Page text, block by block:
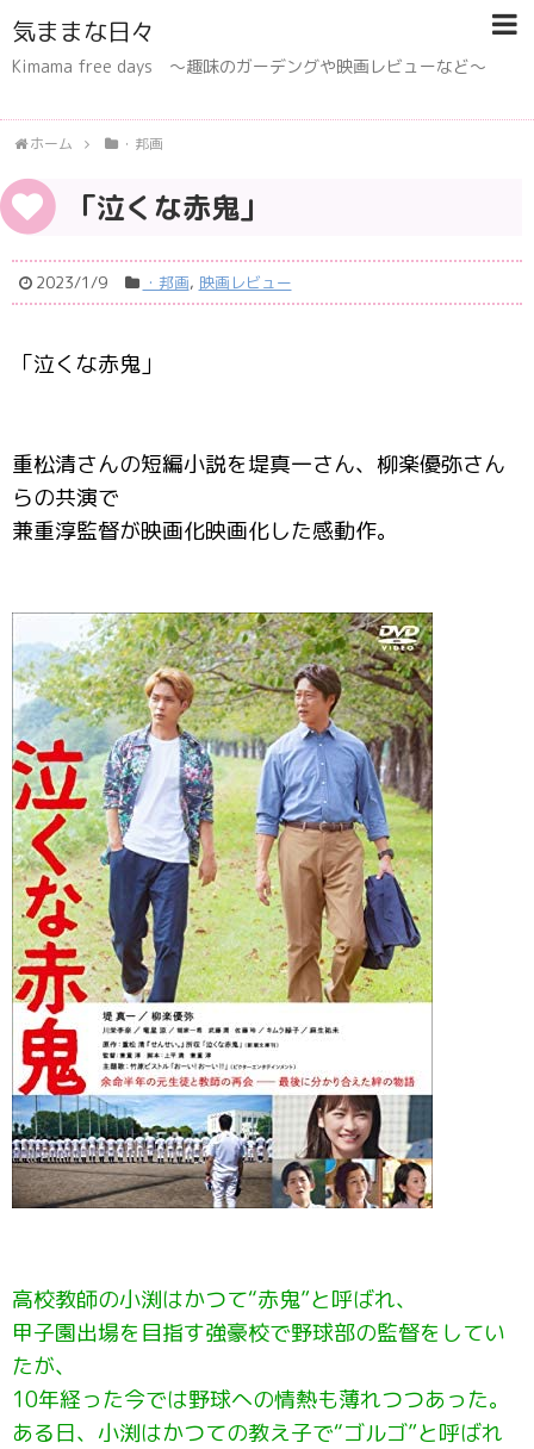
気ままな日々
Kimama free days 〜趣味のガーデングや映画レビューなど〜
ホーム ・邦画
「泣くな赤鬼」
2023/1/9 ・邦画, 映画レビュー
「泣くな赤鬼」
重松清さんの短編小説を堤真一さん、柳楽優弥さん
らの共演で
兼重淳監督が映画化映画化した感動作。
高校教師の小渕はかつて“赤鬼”と呼ばれ、
甲子園出場を目指す強豪校で野球部の監督をしてい
たが、
10年経った今では野球への情熱も薄れつつあった。
ある日、小渕はかつての教え子で“ゴルゴ”と呼ばれ